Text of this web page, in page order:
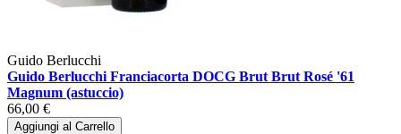
Guido Berlucchi
Guido Berlucchi Franciacorta DOCG Brut Brut Rosé '61
Magnum (astuccio)
66,00 €
Aggiungi al Carrello